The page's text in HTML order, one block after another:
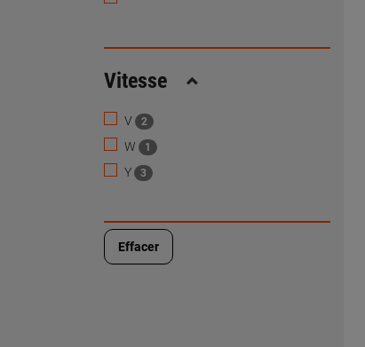
Vitesse Replier
V 2
W 1
Y 3
Effacer